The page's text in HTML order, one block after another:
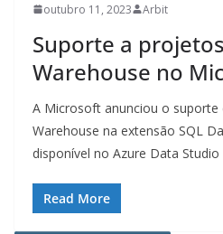
outubro 11, 2023 Arbit
Suporte a
Warehouse no
A Microsoft anunciou o
Warehouse na extensão SQL
disponível no Azure Data Studio
Read More